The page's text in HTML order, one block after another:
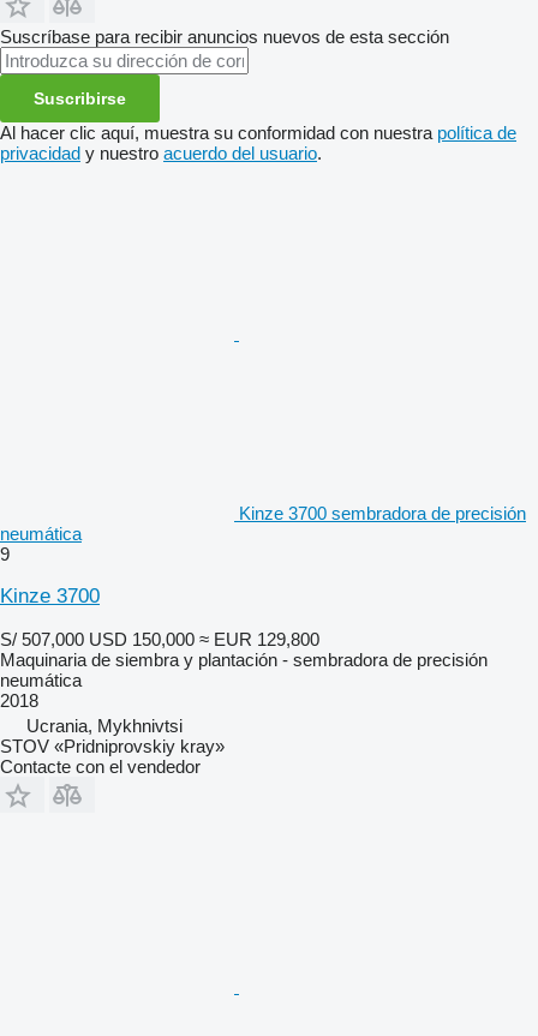
Suscríbase para recibir anuncios nuevos de esta sección
Suscribirse
Al hacer clic aquí, muestra su conformidad con nuestra política de
privacidad y nuestro acuerdo del usuario.
Kinze 3700 sembradora de precisión
neumática
9
Kinze 3700
S/ 507,000 USD 150,000 ≈ EUR 129,800
Maquinaria de siembra y plantación - sembradora de precisión
neumática
2018
Ucrania, Mykhnivtsi
STOV «Pridniprovskiy kray»
Contacte con el vendedor